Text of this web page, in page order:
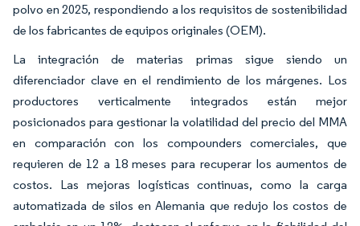
polvo en 2025, respondiendo a los requisitos de sostenibilidad
de los fabricantes de equipos originales (OEM).
La integración de materias primas sigue siendo un
diferenciador clave en el rendimiento de los márgenes. Los
productores verticalmente integrados están mejor
posicionados para gestionar la volatilidad del precio del MMA
en comparación con los compounders comerciales, que
requieren de 12 a 18 meses para recuperar los aumentos de
costos. Las mejoras logísticas continuas, como la carga
automatizada de silos en Alemania que redujo los costos de